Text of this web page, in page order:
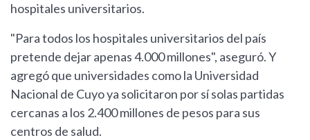
hospitales universitarios.
"Para todos los hospitales universitarios del país
pretende dejar apenas 4.000 millones", aseguró. Y
agregó que universidades como la Universidad
Nacional de Cuyo ya solicitaron por sí solas partidas
cercanas a los 2.400 millones de pesos para sus
centros de salud.